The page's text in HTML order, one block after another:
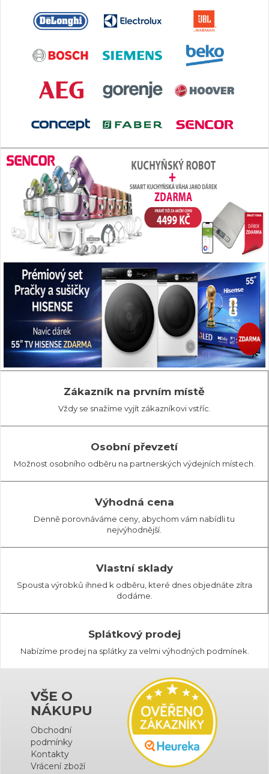
Zákazník na prvním místě
Vždy se snažíme vyjít zákazníkovi vstříc.
Osobní převzetí
Možnost osobního odběru na partnerských výdejních místech.
Výhodná cena
Denně porovnáváme ceny, abychom vám nabídli tu
nejvýhodnější.
Vlastní sklady
Spousta výrobků ihned k odběru, které dnes objednáte zítra
dodáme.
Splátkový prodej
Nabízíme prodej na splátky za velmi výhodných podmínek.
VŠE O
NÁKUPU
Obchodní
podmínky
Kontakty
Vrácení zboží